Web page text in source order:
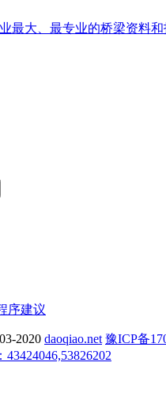
序建议
2020 daoqiao.net 豫ICP备